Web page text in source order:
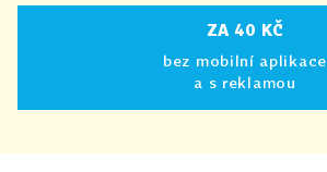
ZA 40 KČ
bez mobilní aplikace
a s reklamou